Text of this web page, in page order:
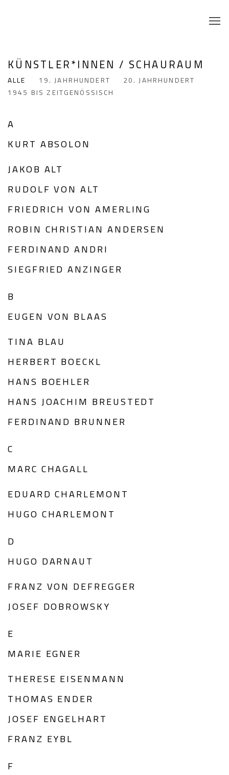
KÜNSTLER*INNEN / SCHAURAUM
ALLE 19. JAHRHUNDERT
20. JAHRHUNDERT
1945 BIS ZEITGENÖSSISCH
A
KURT ABSOLON
JAKOB ALT
RUDOLF VON ALT
FRIEDRICH VON AMERLING
ROBIN CHRISTIAN ANDERSEN
FERDINAND ANDRI
SIEGFRIED ANZINGER
B
EUGEN VON BLAAS
TINA BLAU
HERBERT BOECKL
HANS BOEHLER
HANS JOACHIM BREUSTEDT
FERDINAND BRUNNER
C
MARC CHAGALL
EDUARD CHARLEMONT
HUGO CHARLEMONT
D
HUGO DARNAUT
FRANZ VON DEFREGGER
JOSEF DOBROWSKY
E
MARIE EGNER
THERESE EISENMANN
THOMAS ENDER
JOSEF ENGELHART
FRANZ EYBL
F